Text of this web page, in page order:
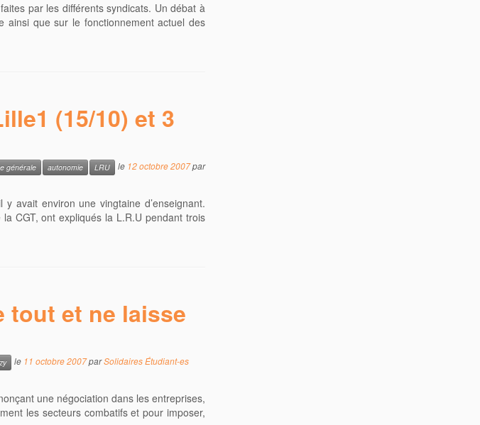
par les différents syndicats. Un débat à
que sur le fonctionnement actuel des
(15/10) et 3
générale autonomie LRU le 12 octobre 2007par
avait environ une vingtaine d’enseignant.
la CGT, ont expliqués la L.R.U pendant trois
tout et ne laisse
le 11 octobre 2007parSolidaires Étudiant-es
une négociation dans les entreprises,
les secteurs combatifs et pour imposer,